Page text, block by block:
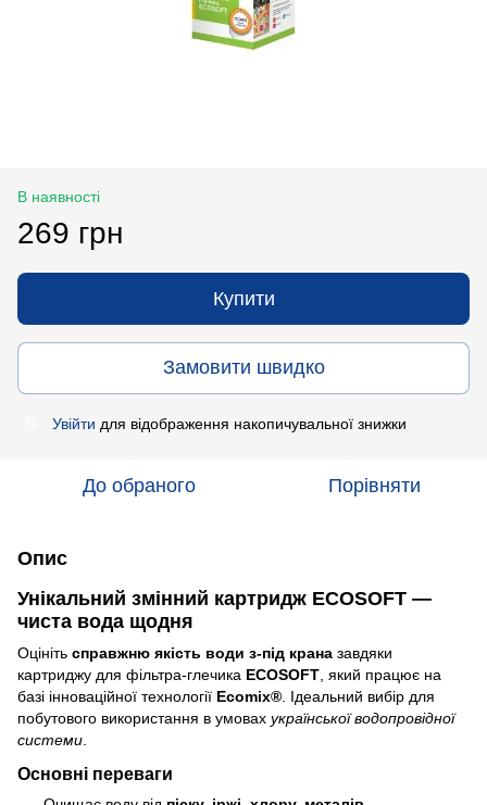
В наявності
269 грн
Купити
Замовити швидко
Увійти для відображення накопичувальної знижки
До обраного Порівняти
Опис
Унікальний змінний картридж ECOSOFT —
чиста вода щодня
Оцініть справжню якість води з-під крана завдяки
картриджу для фільтра-глечика ECOSOFT , який працює на
базі інноваційної технології Ecomix® . Ідеальний вибір для
побутового використання в умовах української водопровідної
системи
Основні переваги